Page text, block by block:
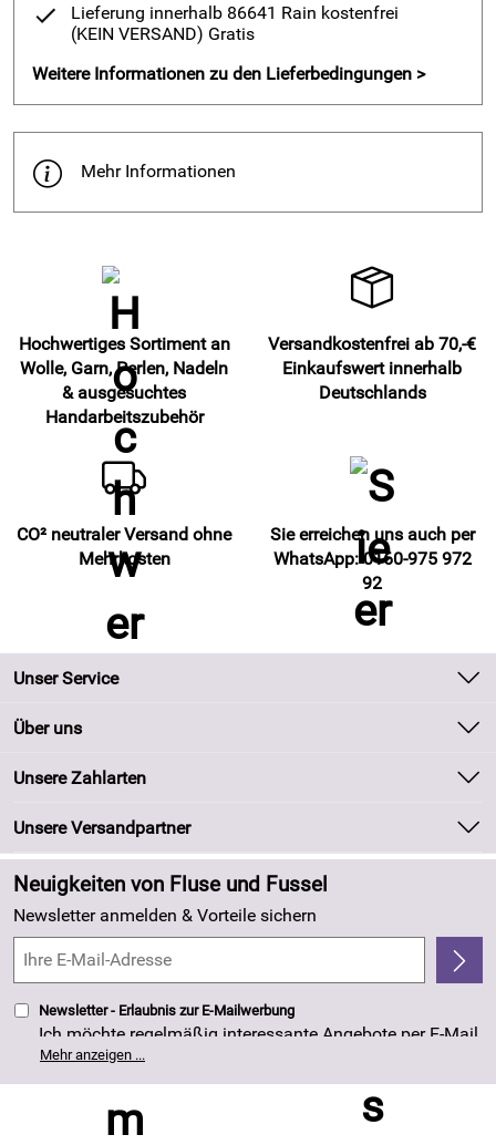
Lieferung innerhalb 86641 Rain kostenfrei
(KEIN VERSAND) Gratis
Weitere Informationen zu den Lieferbedingungen >
Mehr Informationen
Hochwertiges Sortiment an
Wolle, Garn, Perlen, Nadeln
& ausgesuchtes
Handarbeitszubehör
Versandkostenfrei ab 70,-€
Einkaufswert innerhalb
Deutschlands
CO² neutraler Versand ohne
Mehrkosten
Sie erreichen uns auch per
WhatsApp: 0160-975 972
92
Unser Service
Kontakt
Kundeninformationen
Newsletter
Zahlung und Versand
Kundenlogin
Über uns
Unsere Bestseller
Neu
Angebote
Made in Germany
4,8/5
Unsere Zahlarten
Unsere Versandpartner
Neuigkeiten von Fluse und Fussel
Newsletter anmelden & Vorteile sichern
Newsletter - Erlaubnis zur E-Mailwerbung
Ich möchte regelmäßig interessante Angebote per E-Mail
erhalten. Meine E-Mail-Adresse wird nicht an andere
Unternehmen weitergegeben. Die Einwilligung zur
Nutzung meiner E-Mail- Adresse für Werbezwecke kann
Datenschutzerklärung habe ich zur Kenntnis
genommen.
Mehr anzeigen ...